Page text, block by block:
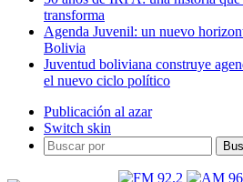
transforma
Agenda Juvenil: un nuevo
Bolivia
Juventud boliviana construye
el nuevo ciclo político
Publicación al azar
Switch skin